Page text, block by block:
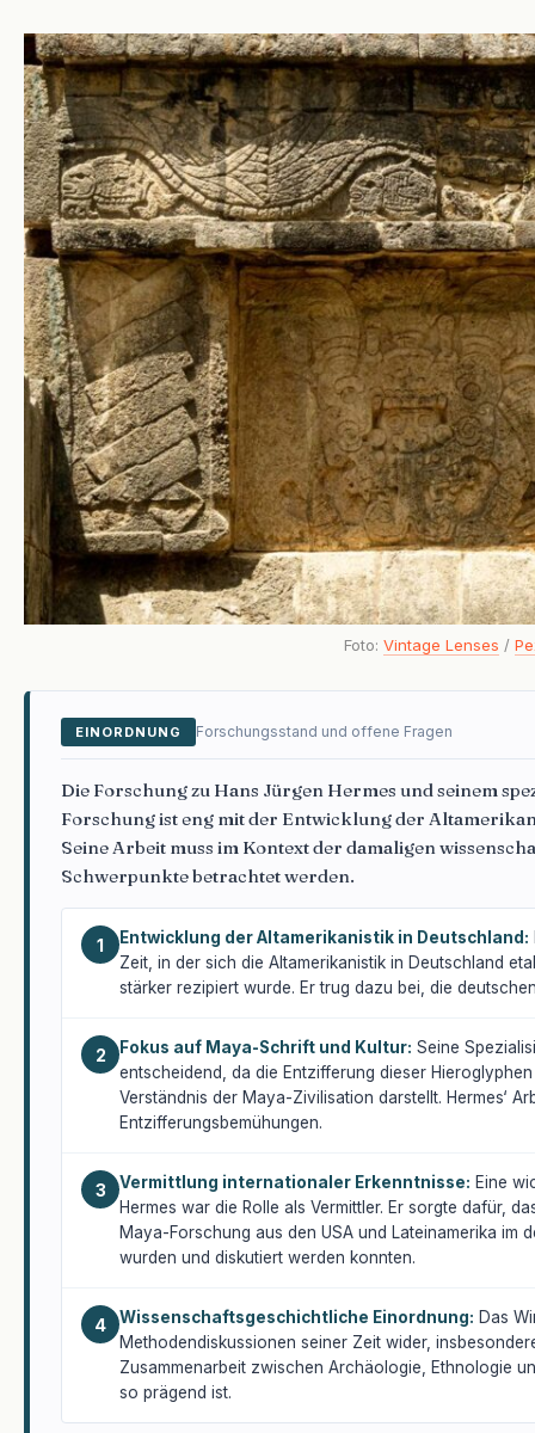
Foto: Vintage Lenses /
EINORDNUNG Forschungsstand und offene Fragen
Die Forschung zu Hans Jürgen Hermes und seinem
Forschung ist eng mit der Entwicklung der
Seine Arbeit muss im Kontext der damaligen
Schwerpunkte betrachtet werden.
1 Entwicklung der Altamerikanistik in Deutschland:
Zeit, in der sich die Altamerikanistik in Deutschland
stärker rezipiert wurde. Er trug dazu bei, die
2 Fokus auf Maya-Schrift und Kultur: Seine
entscheidend, da die Entzifferung dieser
Verständnis der Maya-Zivilisation darstellt. Hermes‘
Entzifferungsbemühungen.
3 Vermittlung internationaler Erkenntnisse: Eine
Hermes war die Rolle als Vermittler. Er sorgte dafür,
Maya-Forschung aus den USA und Lateinamerika im
wurden und diskutiert werden konnten.
4 Wissenschaftsgeschichtliche Einordnung: Das
Methodendiskussionen seiner Zeit wider,
Zusammenarbeit zwischen Archäologie, Ethnologie
so prägend ist.